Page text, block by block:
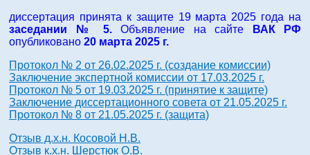
диссертация принята к защите 19 марта 2025 года на
заседании № 5. Объявление на сайте ВАК РФ
опубликовано 20 марта 2025 г.
Протокол № 2 от 26.02.2025 г. (создание комиссии)
Заключение экспертной комиссии от 17.03.2025 г.
Протокол № 5 от 19.03.2025 г. (принятие к защите)
Заключение диссертационного совета от 21.05.2025 г.
Протокол № 8 от 21.05.2025 г. (защита)
Отзыв д.х.н. Косовой Н.В.
Отзыв к.х.н. Шерстюк О.В.